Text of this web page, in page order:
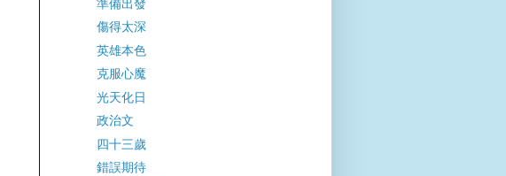
準備出發
傷得太深
英雄本色
克服心魔
光天化日
政治文
四十三歲
錯誤期待